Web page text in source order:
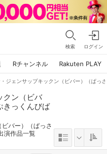
検索 ログイン
Rチャンネル Rakuten PLAY
ジェンサップキックン（ビバー）（ぱっ
クン（ビバ
きっくんびば
バー）（ぱっさ
演作品一覧